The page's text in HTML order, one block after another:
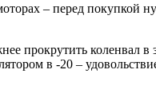
– перед покупкой
прокрутить коленвал
в -20 –